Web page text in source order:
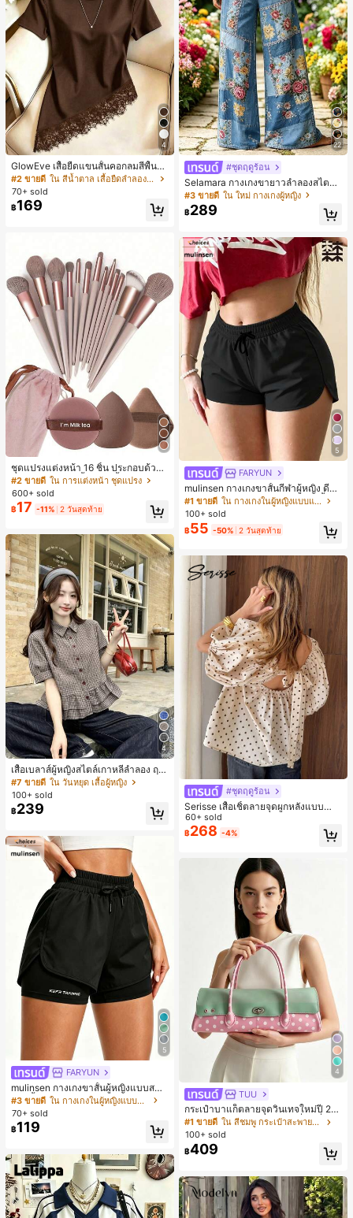
4
GlowEve เสื้อยืดแขนสั้นคอกลมสีพื้นลำ
ลองอเนกประสงค์สำหรับผู้หญิง
#2 ขายดี
ใน สีน้ำตาล เสื้อยืดลำลองพื้นฐาน
70+ sold
฿169
ชุดแปรงแต่งหน้า 16 ชิ้น ประกอบด้วยแ
ปรงแต่งหน้า 13 ชิ้น, ฟองน้ำแต่งหน้ารู
ปหยดน้ำ 1 ชิ้น, แปรงแป้งรองพื้นกลม 1
ชิ้น และฟองน้ำแต่งหน้ารูปสามเหลี่ยม
1 ชิ้น - ชุดคลาสสิก ทำจากขนสังเคราะ
หญิงและเด็กผู้หญิง เหมาะสำหรับฤดูใบ
ไม้ร่วงและฤดูหนาว
#2 ขายดี ใน การแต่งหน้า ชุดแปรง
600+ sold
฿17 -11% 2 วันสุดท้าย
4
เสื้อเบลาส์ผู้หญิงสไตล์เกาหลีลำลอง ฤดู
ใบไม้ผลิ/ฤดูร้อนใหม่ ชายระบาย ชิคแล
ะหรูหรา
#7 ขายดี ใน วันหยุด เสื้อผู้หญิง
100+ sold
฿239
5
FARYUN
mulinsen กางเกงขาสั้นผู้หญิงแบบสบา
ยๆ สีพื้น หลวม อเนกประสงค์ กางเกงขา
สั้นกีฬา 2-In-1 สำหรับวิ่ง ฟิตเนส และก
ารฝึกซ้อมกีฬาในฤดูร้อน
#3 ขายดี
ใน กางเกงในผู้หญิงแบบแอคทีฟ
70+ sold
฿119
22
#ชุดฤดูร้อน
Selamara กางเกงขายาวลำลองสไตล์โ
บฮีเมียนสำหรับพักผ่อน สีกากี ผิวสัมผัส
มีเท็กซ์เจอร์ เอวสูงทรงหลวม เอวยางยืด
พร้อมเชือกรูด ทรงขาตรงทิ้งตัว ขากว้า
ดินทาง
#3 ขายดี ใน ใหม่ กางเกงผู้หญิง
฿289
5
FARYUN
mulinsen กางเกงขาสั้นกีฬาผู้หญิง ดีไซ
น์ปลายเปิด เอวยืดหยุ่น กางเกงขาสั้น
ลำลองกีฬาฤดูร้อน ความยาว 3/4
#1 ขายดี
ใน กางเกงในผู้หญิงแบบแอคทีฟ
100+ sold
฿55 -50% 2 วันสุดท้าย
#ชุดฤดูร้อน
Serisse เสื้อเชิ้ตลายจุดผูกหลังแบบลำล
องสำหรับฤดูร้อน
60+ sold
฿268 -4%
4
TUU
กระเป๋าบาแก็ตลายจุดวินเทจใหม่ปี 20
26 สำหรับผู้หญิง กระเป๋าเจลลี่แฟชั่นสไ
ตล์หวาน ความจุขนาดใหญ่ กระเป๋าสะ
พายไหล่สำหรับเดินทางไปทำงาน
#1 ขายดี
ใน สีชมพู กระเป๋าสะพายผู้หญิง
100+ sold
฿409